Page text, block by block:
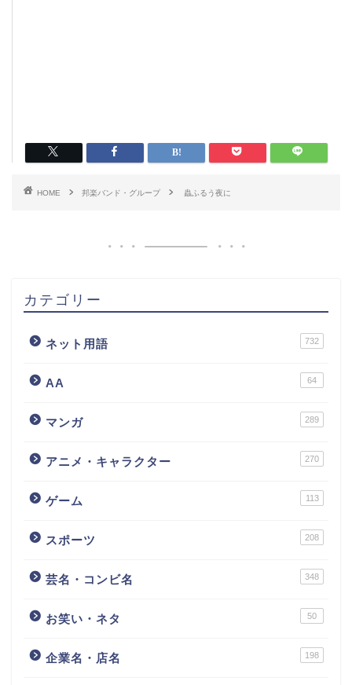
HOME 邦楽バンド・グループ 蟲ふるう夜に
カテゴリー
ネット用語 732
AA 64
マンガ 289
アニメ・キャラクター 270
ゲーム 113
スポーツ 208
芸名・コンビ名 348
お笑い・ネタ 50
企業名・店名 198